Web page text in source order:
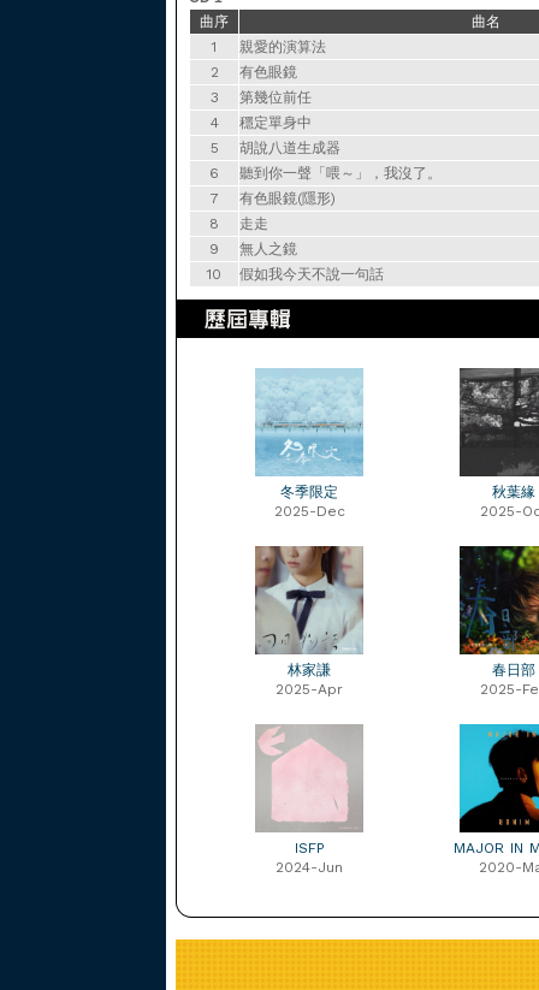
曲序
曲名
1
親愛的演算法
2
有色眼鏡
3
第幾位前任
4
穩定單身中
5
胡說八道生成器
6
聽到你一聲「喂～」，我沒了。
7
有色眼鏡(隱形)
8
走走
9
無人之鏡
10
假如我今天不說一句話
冬季限定
2025-Dec
秋葉緣
2025-
林家謙
2025-Apr
春日部
2025-
ISFP
2024-Jun
MAJOR IN
2020-